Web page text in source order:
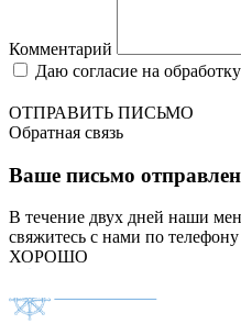
Комментарий
Даю согласие на
ОТПРАВИТЬ ПИСЬМО
Обратная связь
Ваше письмо
В течение двух дней наши
свяжитесь с нами по
ХОРОШО